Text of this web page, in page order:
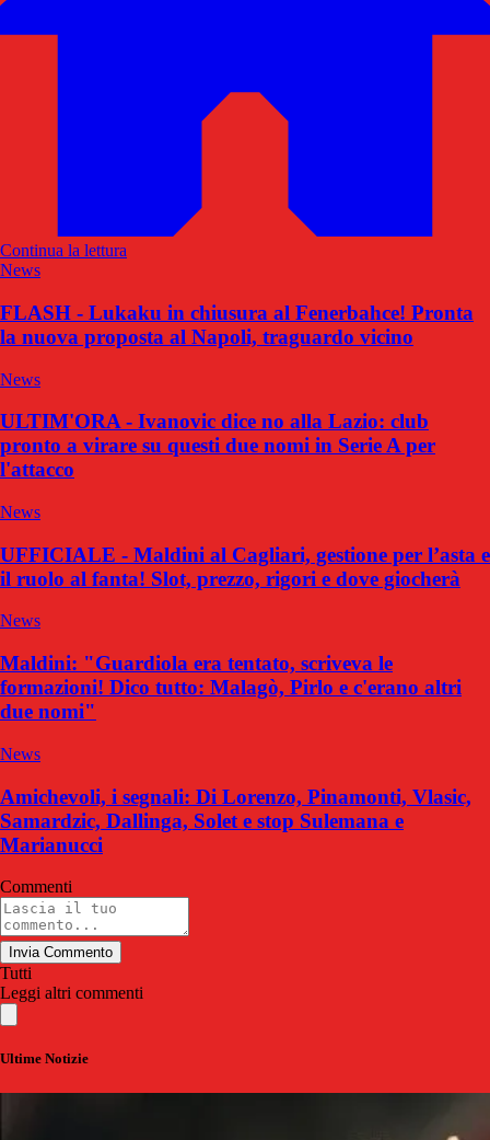
Continua la lettura
News
FLASH - Lukaku in chiusura al Fenerbahce! Pronta
la nuova proposta al Napoli, traguardo vicino
News
ULTIM'ORA - Ivanovic dice no alla Lazio: club
pronto a virare su questi due nomi in Serie A per
l'attacco
News
UFFICIALE - Maldini al Cagliari, gestione per l’asta e
il ruolo al fanta! Slot, prezzo, rigori e dove giocherà
News
Maldini: "Guardiola era tentato, scriveva le
formazioni! Dico tutto: Malagò, Pirlo e c'erano altri
due nomi"
News
Amichevoli, i segnali: Di Lorenzo, Pinamonti, Vlasic,
Samardzic, Dallinga, Solet e stop Sulemana e
Marianucci
Commenti
Invia Commento
Tutti
Leggi altri commenti
Ultime Notizie